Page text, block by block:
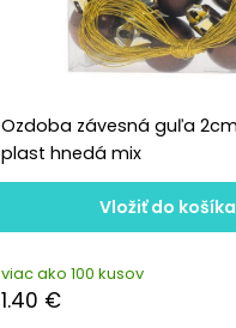
Ozdoba závesná guľa
plast hnedá mix
viac ako 100 kusov
1.40 €
Vložiť do košíka